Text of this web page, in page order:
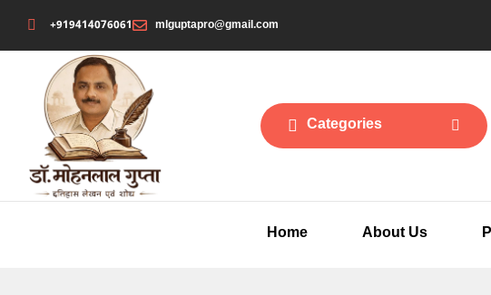
+919414076061 mlguptapro@gmail.com 63,
Categories
Home About Us